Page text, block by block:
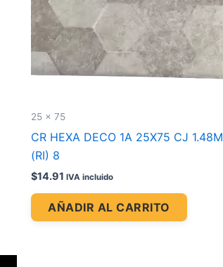
25 x 75
CR HEXA DECO 1A 25X75 CJ 1.48M
(RI) 8
$14.91 IVA incluido
AÑADIR AL CARRITO